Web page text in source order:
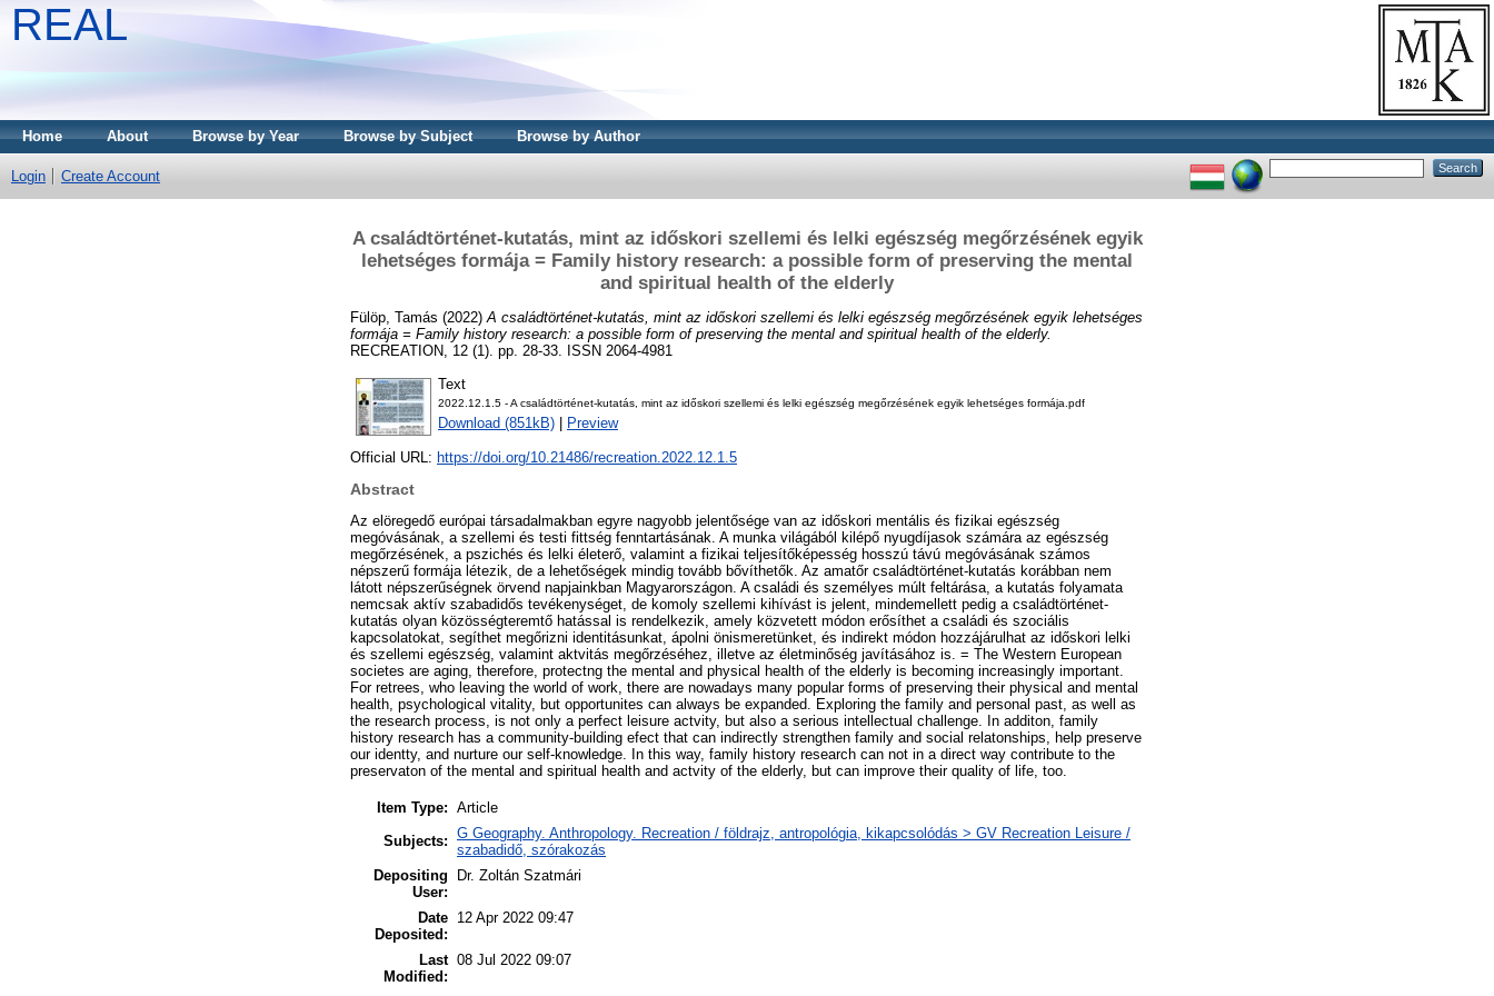
REAL
Home About Browse by Year Browse by Subject Browse by Author
Login Create Account
A családtörténet-kutatás, mint az időskori szellemi és lelki egészség megőrzésének egyik
lehetséges formája = Family history research: a possible form of preserving the mental
and spiritual health of the elderly
Fülöp, Tamás (2022) A családtörténet-kutatás, mint az időskori szellemi és lelki egészség megőrzésének egyik lehetséges
formája = Family history research: a possible form of preserving the mental and spiritual health of the elderly.
RECREATION, 12 (1). pp. 28-33. ISSN 2064-4981
Text
2022.12.1.5 - A családtörténet-kutatás, mint az időskori szellemi és lelki egészség megőrzésének egyik lehetséges formája.pdf
Download (851kB) Preview
Official URL: https://doi.org/10.21486/recreation.2022.12.1.5
Abstract
Az elöregedő európai társadalmakban egyre nagyobb jelentősége van az időskori mentális és fizikai egészség
megóvásának, a szellemi és testi fittség fenntartásának. A munka világából kilépő nyugdíjasok számára az egészség
megőrzésének, a pszichés és lelki életerő, valamint a fizikai teljesítőképesség hosszú távú megóvásának számos
népszerű formája létezik, de a lehetőségek mindig tovább bővíthetők. Az amatőr családtörténet-kutatás korábban nem
látott népszerűségnek örvend napjainkban Magyarországon. A családi és személyes múlt feltárása, a kutatás folyamata
nemcsak aktív szabadidős tevékenységet, de komoly szellemi kihívást is jelent, mindemellett pedig a családtörténet-
kutatás olyan közösségteremtő hatással is rendelkezik, amely közvetett módon erősíthet a családi és szociális
kapcsolatokat, segíthet megőrizni identitásunkat, ápolni önismeretünket, és indirekt módon hozzájárulhat az időskori lelki
és szellemi egészség, valamint aktvitás megőrzéséhez, illetve az életminőség javításához is. = The Western European
societes are aging, therefore, protectng the mental and physical health of the elderly is becoming increasingly important.
For retrees, who leaving the world of work, there are nowadays many popular forms of preserving their physical and mental
health, psychological vitality, but opportunites can always be expanded. Exploring the family and personal past, as well as
the research process, is not only a perfect leisure actvity, but also a serious intellectual challenge. In additon, family
history research has a community-building efect that can indirectly strengthen family and social relatonships, help preserve
our identty, and nurture our self-knowledge. In this way, family history research can not in a direct way contribute to the
preservaton of the mental and spiritual health and actvity of the elderly, but can improve their quality of life, too.
Item Type: Article
Subjects: G Geography. Anthropology. Recreation / földrajz, antropológia, kikapcsolódás > GV Recreation Leisure /
szabadidő, szórakozás
Depositing
User:
Dr. Zoltán Szatmári
Date
Deposited:
12 Apr 2022 09:47
Last
Modified:
08 Jul 2022 09:07